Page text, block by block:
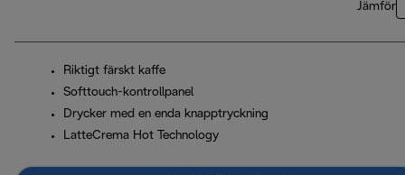
Jämför
Riktigt färskt kaffe
Softtouch-kontrollpanel
Drycker med en enda knapptryckning
LatteCrema Hot Technology